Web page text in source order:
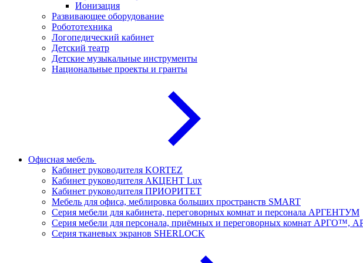
Ионизация
Развивающее оборудование
Робототехника
Логопедический кабинет
Детский театр
Детские музыкальные инструменты
Национальные проекты и гранты
Офисная мебель
Кабинет руководителя KORTEZ
Кабинет руководителя АКЦЕНТ Lux
Кабинет руководителя ПРИОРИТЕТ
Мебель для офиса, меблировка больших пространств SMART
Серия мебели для кабинета, переговорных комнат и персонала АРГЕНТУМ
Серия мебели для персонала, приёмных и переговорных комнат АРГО™,
Серия тканевых экранов SHERLOCK